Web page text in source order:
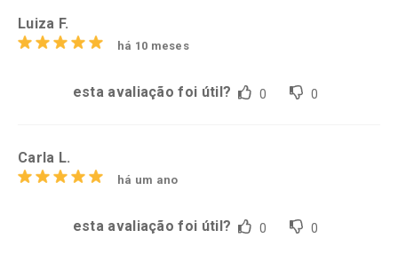
Luiza F.
há 10 meses
esta avaliação foi útil? 0 0
Carla L.
há um ano
esta avaliação foi útil? 0 0